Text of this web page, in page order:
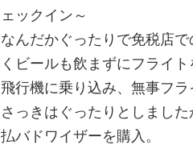
ェックイン～
なんだかぐったりで免税店
くビールも飲まずにフライト
飛行機に乗り込み、無事フラ
さっきはぐったりとしまし
払バドワイザーを購入。